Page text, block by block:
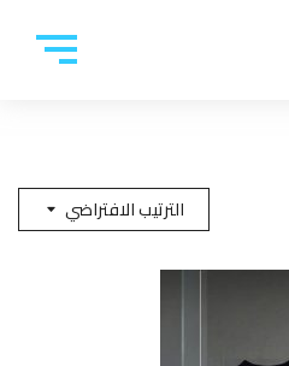
الترتيب الافتراضي